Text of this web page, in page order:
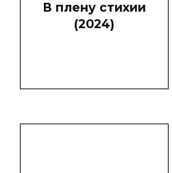
В плену стихии
(2024)